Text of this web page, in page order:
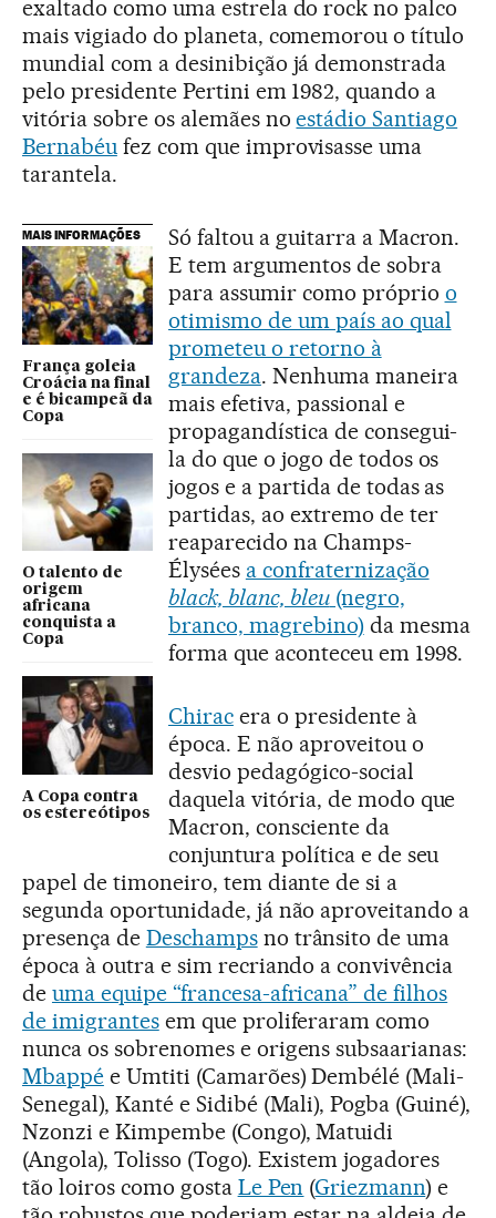
exaltado como uma estrela do rock no palco
mais vigiado do planeta, comemorou o título
mundial com a desinibição já demonstrada
pelo presidente Pertini em 1982, quando a
vitória sobre os alemães noestádio Santiago
Bernabéufez com que improvisasse uma
tarantela.
MAIS INFORMAÇÕES
França goleia
Croácia na final
e é bicampeã da
Copa
O talento de
origem
africana
conquista a
Copa
A Copa contra
os estereótipos
Só faltou a guitarra a Macron.
E tem argumentos de sobra
para assumir como próprio o
otimismo de um país ao qual
prometeu o retorno à
grandeza. Nenhuma maneira
mais efetiva, passional e
propagandística de consegui-
la do que o jogo de todos os
jogos e a partida de todas as
partidas, ao extremo de ter
reaparecido na Champs-
Élysées a confraternização
black, blanc, bleu(negro,
branco, magrebino) da mesma
forma que aconteceu em 1998.
Chiracera o presidente à
época. E não aproveitou o
desvio pedagógico-social
daquela vitória, de modo que
Macron, consciente da
conjuntura política e de seu
papel de timoneiro, tem diante de si a
segunda oportunidade, já não aproveitando a
presença de Deschampsno trânsito de uma
época à outra e sim recriando a convivência
de uma equipe “francesa-africana” de filhos
de imigrantesem que proliferaram como
nunca os sobrenomes e origens subsaarianas:
Mbappée Umtiti (Camarões) Dembélé (Mali-
Senegal), Kanté e Sidibé (Mali), Pogba (Guiné),
Nzonzi e Kimpembe (Congo), Matuidi
(Angola), Tolisso (Togo). Existem jogadores
tão loiros como gosta Le Pen (Griezmann) e